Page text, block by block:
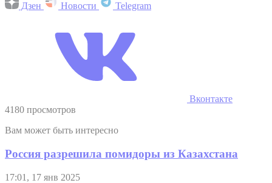
Дзен Новости Telegram
Вконтакте
4180 просмотров
Вам может быть интересно
Россия разрешила помидоры из Казахстана
17:01, 17 янв 2025